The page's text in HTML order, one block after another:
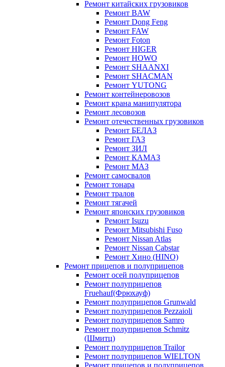
Ремонт китайских грузовиков
Ремонт BAW
Ремонт Dong Feng
Ремонт FAW
Ремонт Foton
Ремонт HIGER
Ремонт HOWO
Ремонт SHAANXI
Ремонт SHACMAN
Ремонт YUTONG
Ремонт контейнеровозов
Ремонт крана манипулятора
Ремонт лесовозов
Ремонт отечественных грузовиков
Ремонт БЕЛАЗ
Ремонт ГАЗ
Ремонт ЗИЛ
Ремонт КАМАЗ
Ремонт МАЗ
Ремонт самосвалов
Ремонт тонара
Ремонт тралов
Ремонт тягачей
Ремонт японских грузовиков
Ремонт Isuzu
Ремонт Mitsubishi Fuso
Ремонт Nissan Atlas
Ремонт Nissan Cabstar
Ремонт Хино (HINO)
Ремонт прицепов и полуприцепов
Ремонт осей полуприцепов
Ремонт полуприцепов
Fruehauf(Фрюхауф)
Ремонт полуприцепов Grunwald
Ремонт полуприцепов Pezzaioli
Ремонт полуприцепов Samro
Ремонт полуприцепов Schmitz
(Шмитц)
Ремонт полуприцепов Trailor
Ремонт полуприцепов WIELTON
Ремонт прицепов и полуприцепов